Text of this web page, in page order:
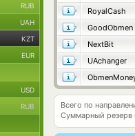
RoyalCash
GoodObmen
NextBit
UAchanger
Всего по
Суммарный резерв
RUB
UAH
KZT
EUR
USD
RUB